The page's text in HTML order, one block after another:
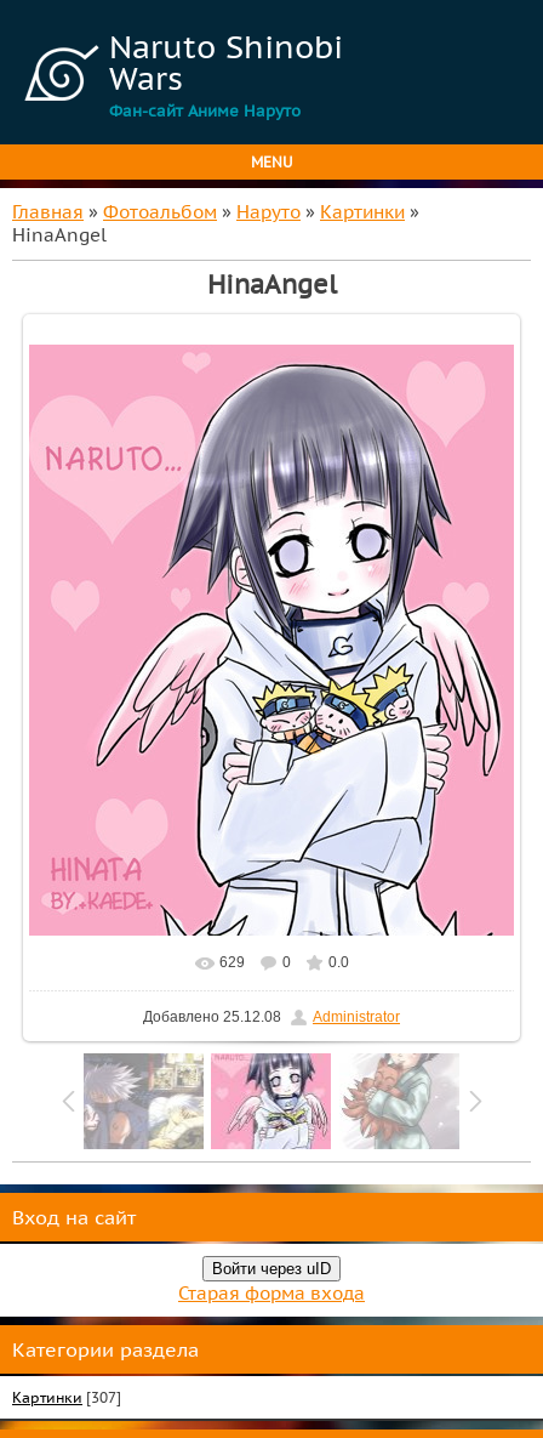
Naruto Shinobi
Wars
Фан-сайт Аниме Наруто
MENU
Главная » Фотоальбом » Наруто » Картинки »
HinaAngel
HinaAngel
629 0 0.0
Добавлено 25.12.08 Administrator
Вход на сайт
Войти через uID
Старая форма входа
Категории раздела
Картинки [307]